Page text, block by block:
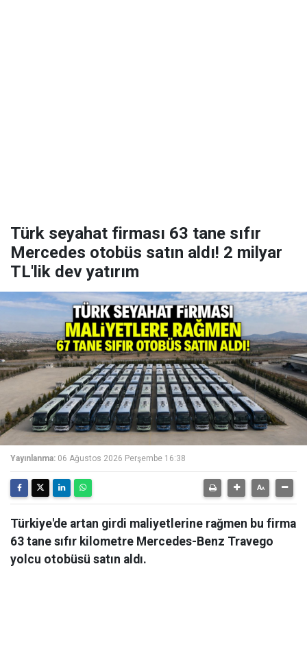
Türk seyahat firması 63 tane sıfır
Mercedes otobüs satın aldı! 2 milyar
TL'lik dev yatırım
Yayınlanma: 06 Ağustos 2026 Perşembe 16:38
Türkiye'de artan girdi maliyetlerine rağmen bu firma
63 tane sıfır kilometre Mercedes-Benz Travego
yolcu otobüsü satın aldı.